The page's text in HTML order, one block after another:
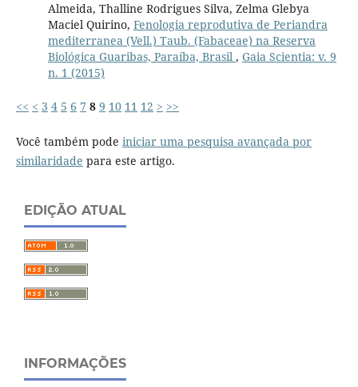
Almeida, Thalline Rodrigues Silva, Zelma Glebya
Maciel Quirino, Fenologia reprodutiva de Periandra
mediterranea (Vell.) Taub. (Fabaceae) na Reserva
Biológica Guaribas, Paraíba, Brasil , Gaia Scientia: v. 9
n. 1 (2015)
<< < 3 4 5 6 7 8 9 10 11 12 > >>
Você também pode iniciar uma pesquisa avançada por
similaridade para este artigo.
EDIÇÃO ATUAL
INFORMAÇÕES